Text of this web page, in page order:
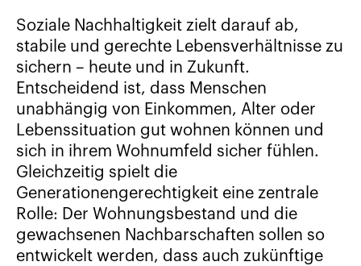
Soziale Nachhaltigkeit zielt darauf ab,
stabile und gerechte Lebensverhältnisse zu
sichern – heute und in Zukunft.
Entscheidend ist, dass Menschen
unabhängig von Einkommen, Alter oder
Lebenssituation gut wohnen können und
sich in ihrem Wohnumfeld sicher fühlen.
Gleichzeitig spielt die
Generationengerechtigkeit eine zentrale
Rolle: Der Wohnungsbestand und die
gewachsenen Nachbarschaften sollen so
entwickelt werden, dass auch zukünftige